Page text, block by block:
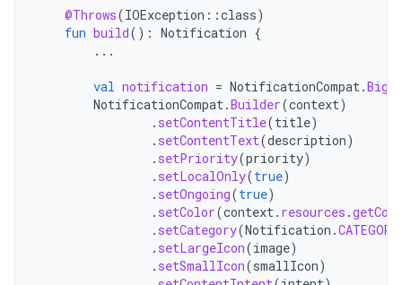
@Throws(IOException ::class)
fun build(): Notification {
...
val notification = NotificationCompat.
NotificationCompat.Builder(context)
. setContentTitle(title)
. setContentText(description)
. setPriority(priority)
. setLocalOnly(true)
. setOngoing(true)
. setColor(context. resources .
. setCategory(Notification .
. setLargeIcon(image)
. setSmallIcon(smallIcon)